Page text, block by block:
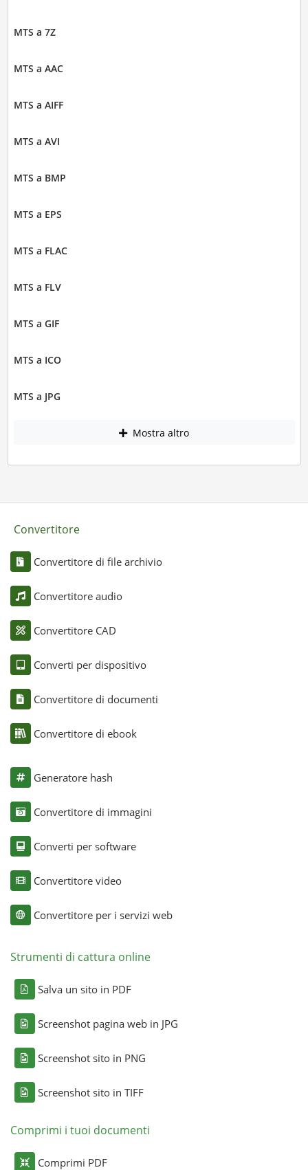
MTS a 7Z
MTS a AAC
MTS a AIFF
MTS a AVI
MTS a BMP
MTS a EPS
MTS a FLAC
MTS a FLV
MTS a GIF
MTS a ICO
MTS a JPG
Mostra altro
Convertitore
Convertitore di file archivio
Convertitore audio
Convertitore CAD
Converti per dispositivo
Convertitore di documenti
Convertitore di ebook
Generatore hash
Convertitore di immagini
Converti per software
Convertitore video
Convertitore per i servizi web
Strumenti di cattura online
Salva un sito in PDF
Screenshot pagina web in JPG
Screenshot sito in PNG
Screenshot sito in TIFF
Comprimi i tuoi documenti
Comprimi PDF